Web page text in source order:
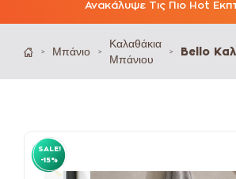
Ανακάλυψε Τις Πιο Hot
> Μπάνιο >
Καλαθάκια
Μπάνιου
> Bello
SALE!
-15%